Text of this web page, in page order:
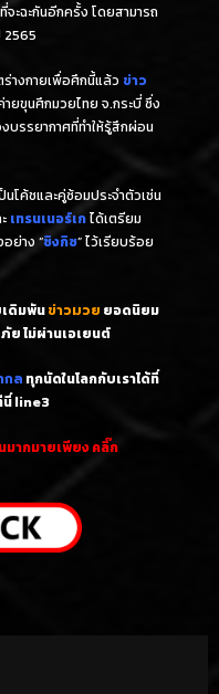
ะฉะกันอีกครั้ง โดยสามารถ
2565
างกายเพื่อศึกนี้แล้ว ข่าว
ยขุนศึกมวยไทย จ.กระบี่ ซึ่ง
บรรยากาศที่ทำให้รู้สึกผ่อน
นโค้ชและคู่ซ้อมประจำตัวเช่น
เทรนเนอร์เกได้เตรียม
ย่าง “ชิงกิซ” ไว้เรียบร้อย
ดิมพันข่าวมวย ยอดนิยม
ย ไม่ผ่านเอเยนต์
กล ทุกนัดในโลกกับเราได้ที่
line3
มากมายเพียง คลิ๊ก